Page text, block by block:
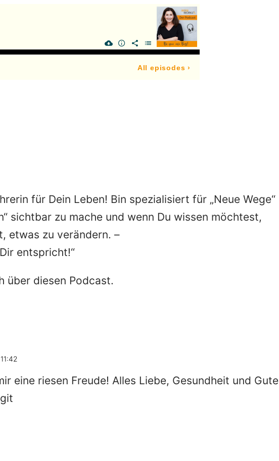
für Dein Leben! Bin spezialisiert für „Neue Wege“
sichtbar zu mache und wenn Du wissen möchtest,
etwas zu verändern. –
entspricht!“
über diesen Podcast.
eine riesen Freude! Alles Liebe, Gesundheit und Gute